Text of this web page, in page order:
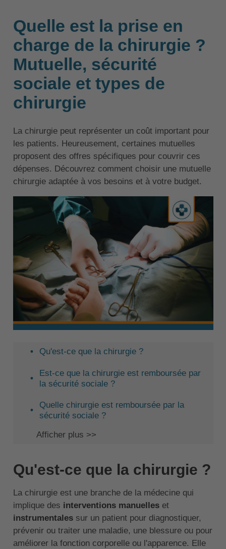
Quelle est la prise en
charge de la chirurgie ?
Mutuelle, sécurité
sociale et types de
chirurgie
La chirurgie peut représenter un coût important pour
les patients. Heureusement, certaines mutuelles
proposent des offres spécifiques pour couvrir ces
dépenses. Découvrez comment choisir une mutuelle
chirurgie adaptée à vos besoins et à votre budget.
Qu'est-ce que la chirurgie ?
Est-ce que la chirurgie est remboursée par
la sécurité sociale ?
Quelle chirurgie est remboursée par la
sécurité sociale ?
Afficher plus >>
Qu'est-ce que la chirurgie ?
La chirurgie est une branche de la médecine qui
implique des interventions manuelleset
instrumentalessur un patient pour diagnostiquer,
prévenir ou traiter une maladie, une blessure ou pour
améliorer la fonction corporelle ou l'apparence. Elle